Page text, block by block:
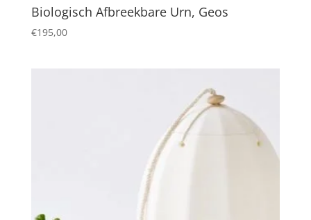
Biologisch Afbreekbare Urn, Geos
€195,00